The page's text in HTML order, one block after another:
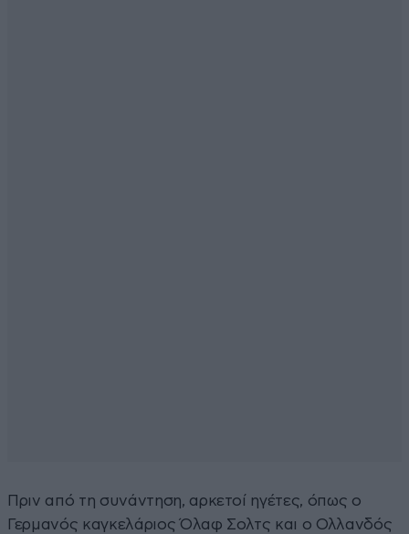
Πριν από τη συνάντηση, αρκετοί ηγέτες, όπως ο
Γερμανός καγκελάριος Όλαφ Σολτς και ο Ολλανδός